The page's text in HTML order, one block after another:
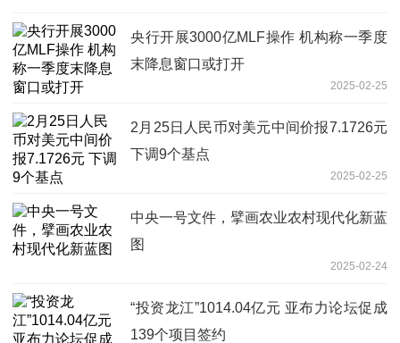
央行开展3000亿MLF操作 机构称一季度
末降息窗口或打开
2025-02-25
2月25日人民币对美元中间价报7.1726元
下调9个基点
2025-02-25
中央一号文件，擘画农业农村现代化新蓝
图
2025-02-24
“投资龙江”1014.04亿元 亚布力论坛促成
139个项目签约